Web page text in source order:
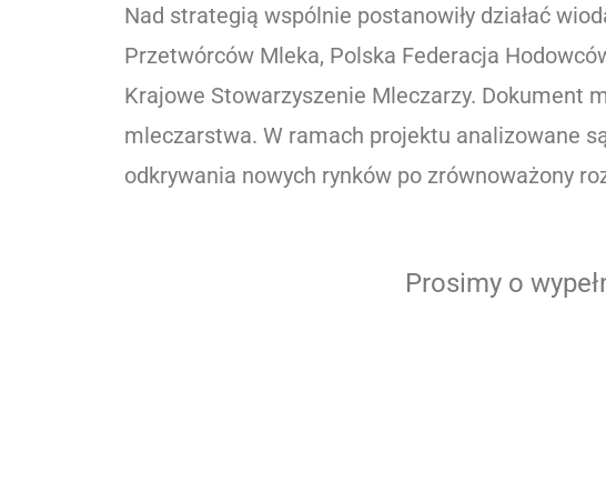
Nad strategią wspólnie postanowiły działać
Przetwórców Mleka, Polska Federacja
Krajowe Stowarzyszenie Mleczarzy. Dokument
mleczarstwa. W ramach projektu analizowane
odkrywania nowych rynków po zrównoważony
Prosimy o